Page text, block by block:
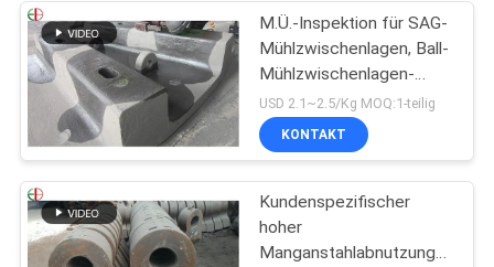
M.Ü.-Inspektion für SAG-
Mühlzwischenlagen, Ball-
Mühlzwischenlagen-
Ersatz
USD 2.1~2.5/Kg MOQ:1-teilig
KONTAKT
Kundenspezifischer
hoher
Manganstahlabnutzungs-